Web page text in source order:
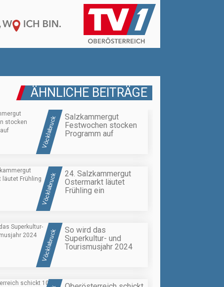
ÄHNLICHE BEITRÄGE
Vöcklabruck
Salzkammergut
Festwochen stocken
Programm auf
Vöcklabruck
24. Salzkammergut
Ostermarkt läutet
Frühling ein
Vöcklabruck
So wird das
Superkultur- und
Tourismusjahr 2024